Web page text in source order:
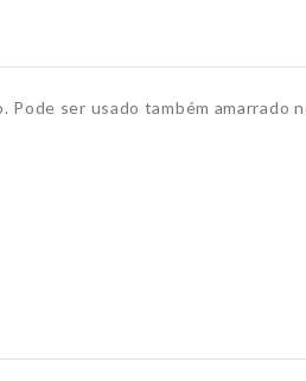
ser usado também amarrado